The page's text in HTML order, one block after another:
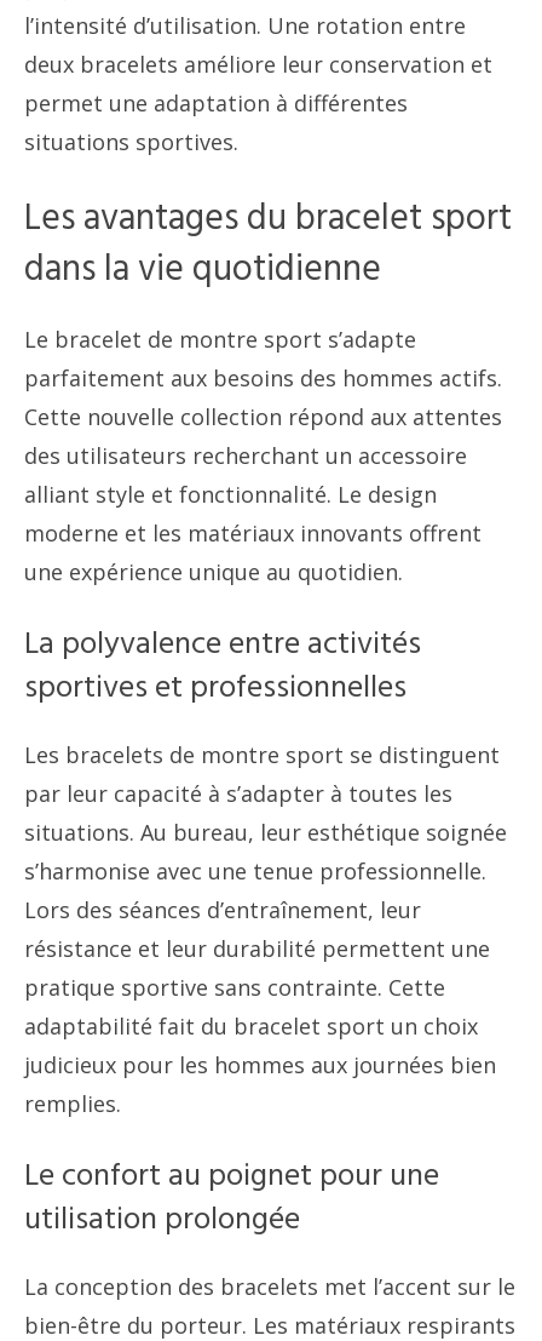
l’intensité d’utilisation. Une rotation entre
deux bracelets améliore leur conservation et
permet une adaptation à différentes
situations sportives.
Les avantages du bracelet sport
dans la vie quotidienne
Le bracelet de montre sport s’adapte
parfaitement aux besoins des hommes actifs.
Cette nouvelle collection répond aux attentes
des utilisateurs recherchant un accessoire
alliant style et fonctionnalité. Le design
moderne et les matériaux innovants offrent
une expérience unique au quotidien.
La polyvalence entre activités
sportives et professionnelles
Les bracelets de montre sport se distinguent
par leur capacité à s’adapter à toutes les
situations. Au bureau, leur esthétique soignée
s’harmonise avec une tenue professionnelle.
Lors des séances d’entraînement, leur
résistance et leur durabilité permettent une
pratique sportive sans contrainte. Cette
adaptabilité fait du bracelet sport un choix
judicieux pour les hommes aux journées bien
remplies.
Le confort au poignet pour une
utilisation prolongée
La conception des bracelets met l’accent sur le
bien-être du porteur. Les matériaux respirants